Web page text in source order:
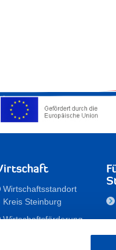
Wirtschaftsstandort
Kreis Steinburg
Wirtschaftsförderung